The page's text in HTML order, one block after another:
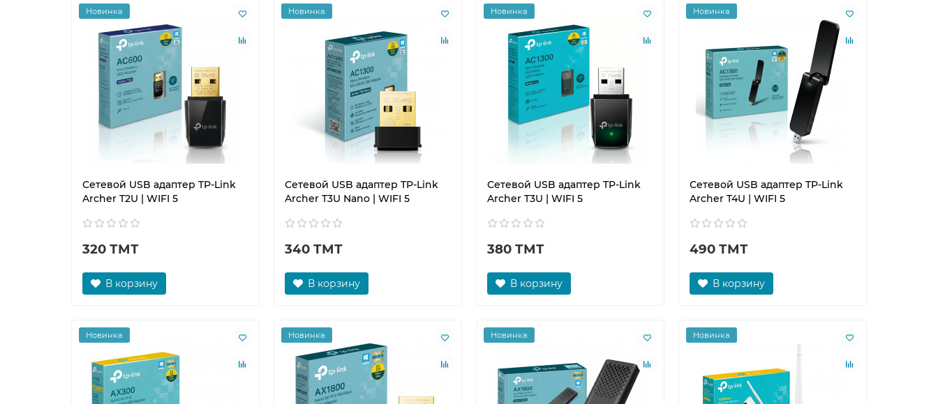
Новинка
Сетевой USB адаптер TP-Link
Archer T2U | WIFI 5
320 ТМТ
В корзину
Новинка
Сетевой USB адаптер TP-Link
Archer T3U Nano | WIFI 5
340 ТМТ
В корзину
Новинка
Сетевой USB адаптер TP-Link
Archer T3U | WIFI 5
380 ТМТ
В корзину
Новинка
Сетевой USB адаптер TP-Link
Archer T4U | WIFI 5
490 ТМТ
В корзину
Новинка Новинка Новинка Новинка